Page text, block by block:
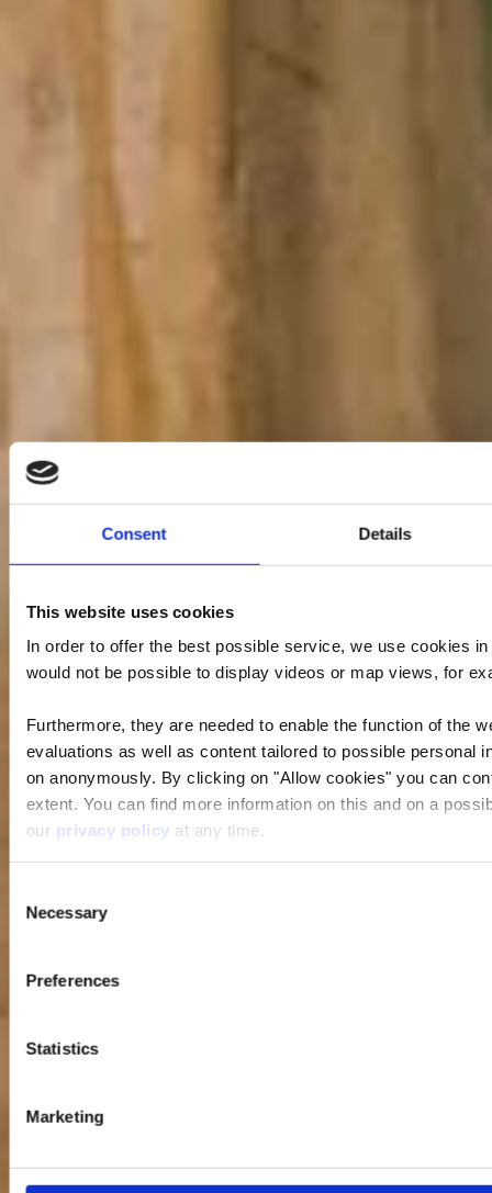
Consent Details
This website uses cookies
In order to offer the best possible service, we use cookies
would not be possible to display videos or map views, for
Furthermore, they are needed to enable the function of the
evaluations as well as content tailored to possible personal
on anonymously. By clicking on "Allow cookies" you can
extent. You can find more information on this and on a
our privacy policy at any time.
Selection
Necessary
Preferences
Statistics
Marketing